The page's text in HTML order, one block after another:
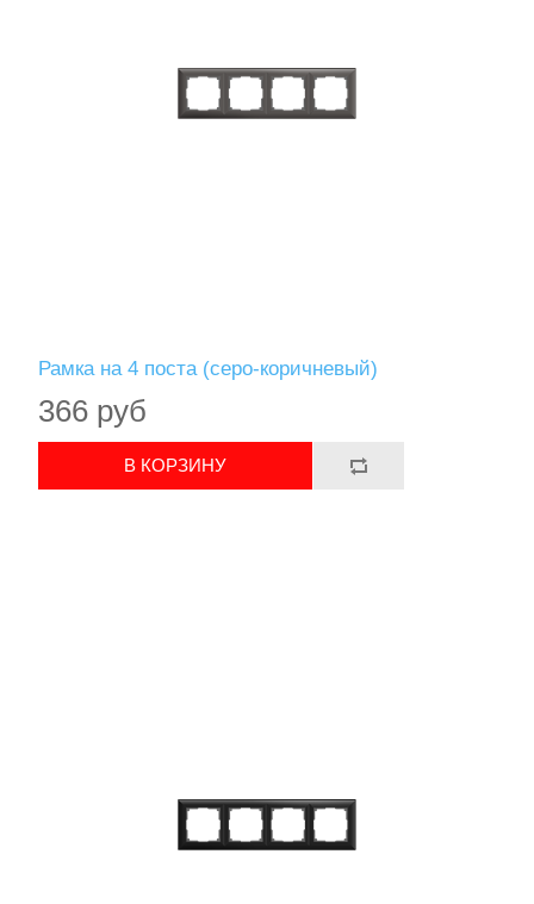
Рамка на 4 поста (серо-коричневый)
366 руб